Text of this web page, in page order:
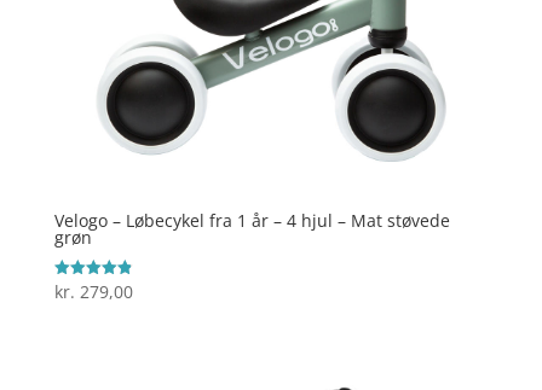
Velogo – Løbecykel fra 1 år – 4 hjul – Mat støvede
grøn
Vurderet
4.9
kr. 279,00